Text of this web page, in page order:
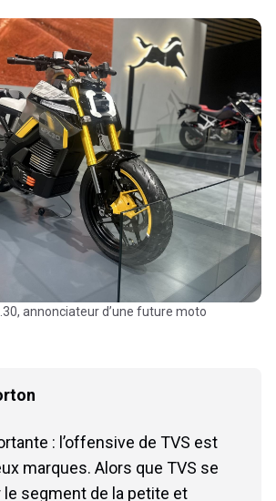
: l’offensive de TVS est
marques. Alors que TVS se
segment de la petite et